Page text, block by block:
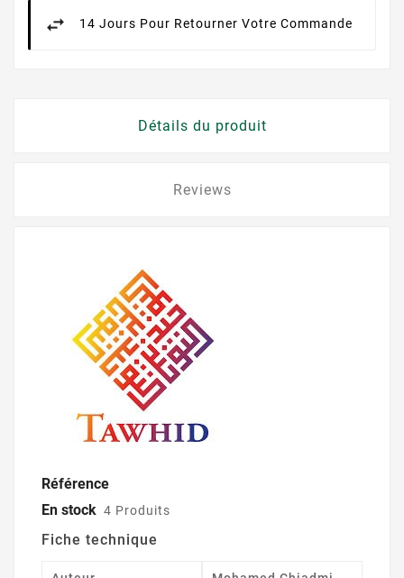
14 Jours Pour Retourner Votre Commande
Détails du produit
Reviews
Référence
En stock 4 Produits
Fiche technique